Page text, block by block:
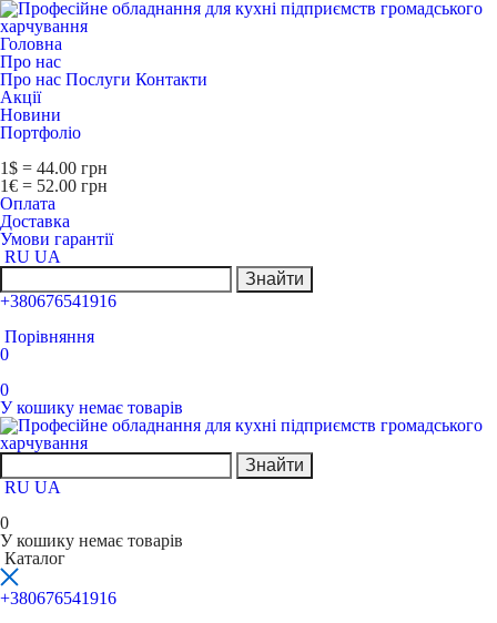
Головна
Про нас
Про нас Послуги Контакти
Акції
Новини
Портфоліо
1$ = 44.00 грн
1€ = 52.00 грн
Оплата
Доставка
Умови гарантії
RU UA
Знайти
+380676541916
Порівняння
0
0
У кошику немає товарів
Знайти
RU UA
0
У кошику немає товарів
Каталог
+380676541916